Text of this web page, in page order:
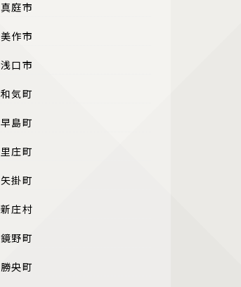
真庭市
美作市
浅口市
和気町
早島町
里庄町
矢掛町
新庄村
鏡野町
勝央町